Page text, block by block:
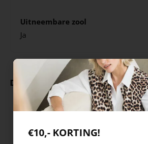
Uitneembare zool
Ja
Deze producten ga je leuk vinden
€10,- KORTING!